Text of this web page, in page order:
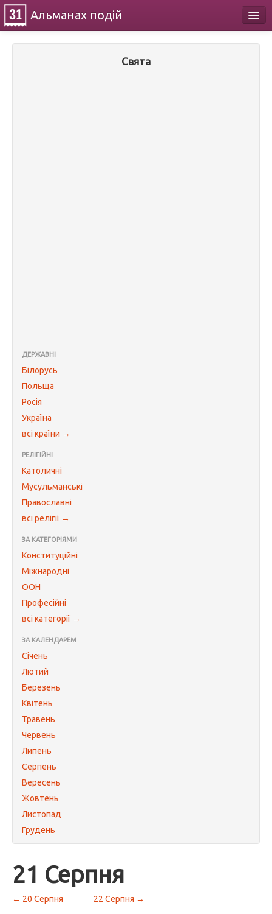
Альманах подій
Свята
ДЕРЖАВНІ
Білорусь
Польща
Росія
Україна
всі країни →
РЕЛІГІЙНІ
Католичні
Мусульманські
Православні
всі релігії →
ЗА КАТЕГОРІЯМИ
Конституційні
Міжнародні
ООН
Професійні
всі категорії →
ЗА КАЛЕНДАРЕМ
Січень
Лютий
Березень
Квітень
Травень
Червень
Липень
Серпень
Вересень
Жовтень
Листопад
Грудень
21 Серпня
← 20 Серпня 22 Серпня →